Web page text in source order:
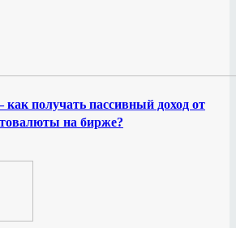
получать пассивный доход от
на бирже?